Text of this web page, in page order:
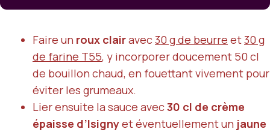
Faire un roux clairavec30 g de beurre et30 g
de farine T55, y incorporer doucement 50 cl
de bouillon chaud, en fouettant vivement pour
éviter les grumeaux.
Lier ensuite la sauce avec30 cl de crème
épaisse d’Isignyet éventuellement un jaune